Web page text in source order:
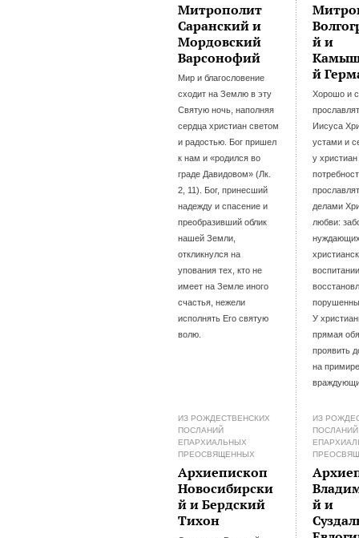
Митрополит
Саранский и
Мордовский
Варсонофий
Мир и благословение
сходит на Землю в эту
Святую ночь, наполняя
сердца христиан светом
и радостью. Бог пришел
к нам и «родился во
граде Давидовом» (Лк.
2, 11). Бог, принесший
надежду и спасение и
преобразивший облик
нашей Земли,
откликнулся на
упования тех, кто не
имеет на Земле иного
счастья, нежели
исполнять Его святую
волю.
й и
й
Хорошо и
Иисуса
устами и
у христиан
делами
любви:
У
прямая
проявить
на
ИЗ РОЖДЕСТВЕНСКИХ
ПОСЛАНИЙ
ЕПАРХИАЛЬНЫХ
ПРЕОСВЯЩЕННЫХ
Архиепископ
Новосибирски
й и Бердский
Тихон
ИЗ
ПОСЛАНИЙ
й и